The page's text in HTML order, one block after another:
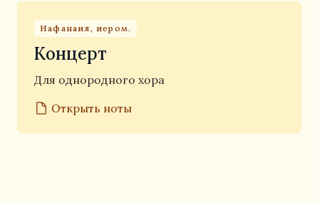
Нафанаил, иером.
Концерт
Для однородного хора
Открыть ноты